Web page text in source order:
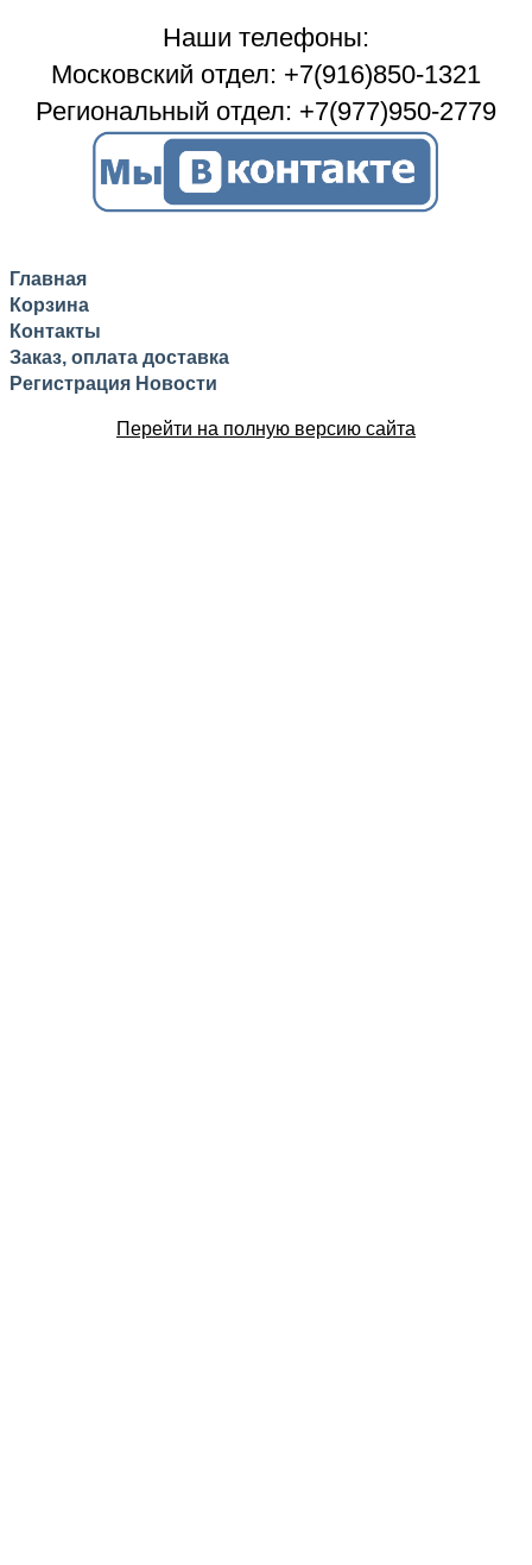
Наши телефоны:
Московский отдел: +7(916)850-1321
Региональный отдел: +7(977)950-2779
Главная
Корзина
Контакты
Заказ, оплата доставка
Регистрация Новости
Перейти на полную версию сайта